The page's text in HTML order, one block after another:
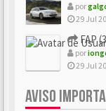
por
29 Jul
FAP
por
29 Jul
AVISO